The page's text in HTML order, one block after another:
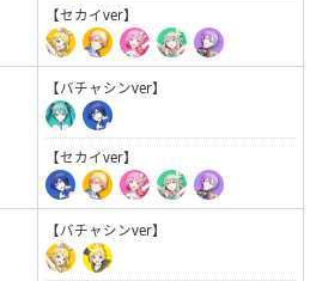
【セカイver】
【バチャシンver】
【セカイver】
【バチャシンver】